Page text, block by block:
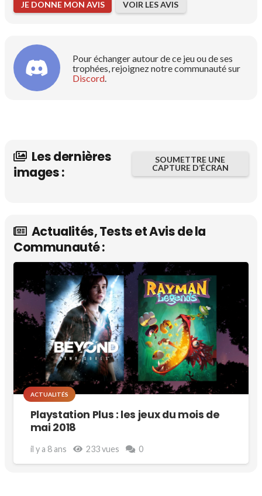
JE DONNE MON AVIS VOIR LES AVIS
Pour échanger autour de ce jeu ou de ses
trophées, rejoignez notre communauté sur
Discord.
Les dernières
images :
SOUMETTRE UNE
CAPTURE D’ÉCRAN
Actualités, Tests et Avis de la
Communauté :
ACTUALITÉS
Playstation Plus : les jeux du mois de
mai 2018
il y a 8 ans 233vues 0